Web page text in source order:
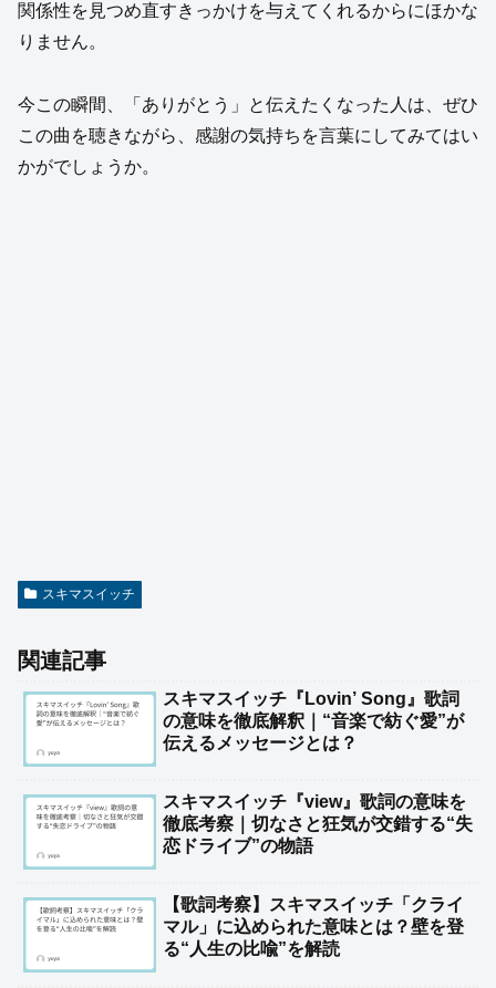
関係性を見つめ直すきっかけを与えてくれるからにほかな
りません。
今この瞬間、「ありがとう」と伝えたくなった人は、ぜひ
この曲を聴きながら、感謝の気持ちを言葉にしてみてはい
かがでしょうか。
スキマスイッチ
関連記事
スキマスイッチ『Lovin’ Song』歌詞
の意味を徹底解釈｜“音楽で紡ぐ愛”が
伝えるメッセージとは？
スキマスイッチ『view』歌詞の意味を
徹底考察｜切なさと狂気が交錯する“失
恋ドライブ”の物語
【歌詞考察】スキマスイッチ「クライ
マル」に込められた意味とは？壁を登
る“人生の比喩”を解読